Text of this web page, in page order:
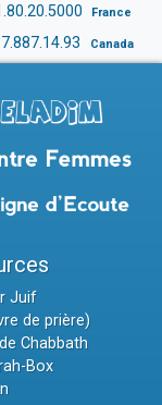
France
Canada
Juif
de prière)
Chabbath
Box